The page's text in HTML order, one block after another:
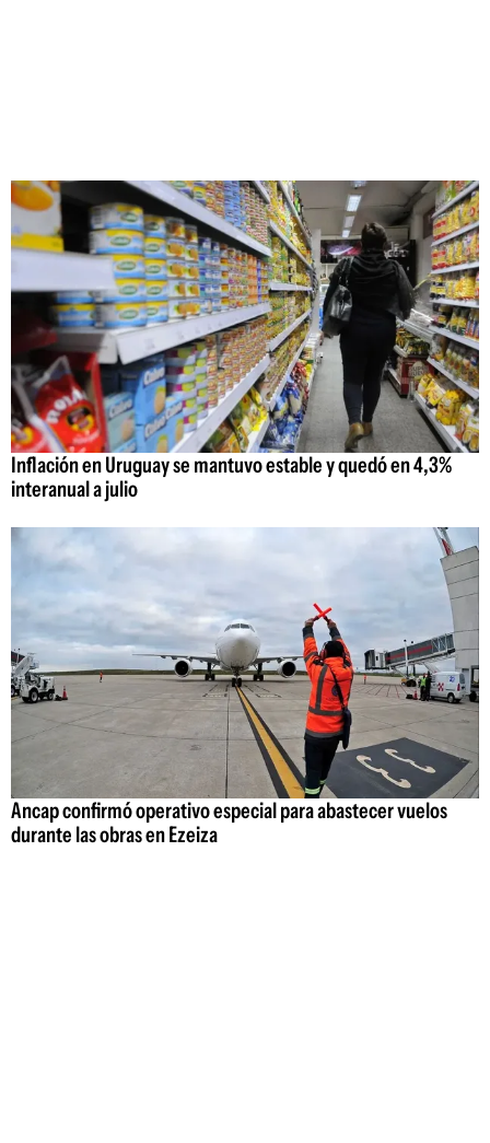
Inflación en Uruguay se mantuvo estable y quedó en 4,3%
interanual a julio
Ancap confirmó operativo especial para abastecer vuelos
durante las obras en Ezeiza